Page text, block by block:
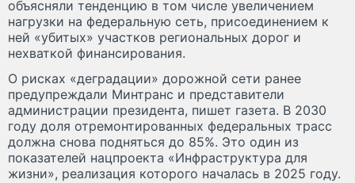
объясняли тенденцию в том числе увеличением
нагрузки на федеральную сеть, присоединением к
ней «убитых» участков региональных дорог и
нехваткой финансирования.
О рисках «деградации» дорожной сети ранее
предупреждали Минтранс и представители
администрации президента, пишет газета. В 2030
году доля отремонтированных федеральных трасс
должна снова подняться до 85%. Это один из
показателей нацпроекта «Инфраструктура для
жизни», реализация которого началась в 2025 году.